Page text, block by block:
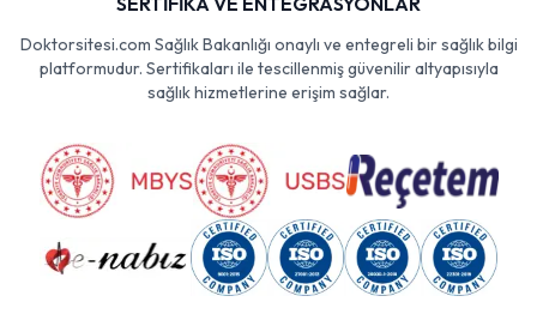
Doktorsitesi.com Sağlık Bakanlığı onaylı ve entegreli bir sağlık bilgi
platformudur. Sertifikaları ile tescillenmiş güvenilir altyapısıyla
sağlık hizmetlerine erişim sağlar.